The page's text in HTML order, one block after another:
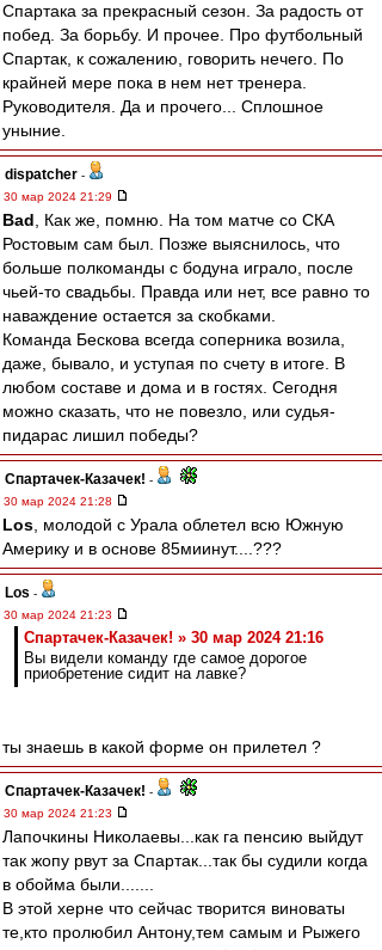
Спартака за прекрасный сезон. За радость от
побед. За борьбу. И прочее. Про футбольный
Спартак, к сожалению, говорить нечего. По
крайней мере пока в нем нет тренера.
Руководителя. Да и прочего... Сплошное
уныние.
dispatcher -
30 мар 2024 21:29
Bad , Как же, помню. На том матче со СКА
Ростовым сам был. Позже выяснилось, что
больше полкоманды с бодуна играло, после
чьей-то свадьбы. Правда или нет, все равно то
наваждение остается за скобками.
Команда Бескова всегда соперника возила,
даже, бывало, и уступая по счету в итоге. В
любом составе и дома и в гостях. Сегодня
можно сказать, что не повезло, или судья-
пидарас лишил победы?
Спартачек-Казачек! -
30 мар 2024 21:28
Los , молодой с Урала облетел всю Южную
Америку и в основе 85миинут....???
Los -
30 мар 2024 21:23
Спартачек-Казачек! » 30 мар 2024 21:16
Вы видели команду где самое дорогое
приобретение сидит на лавке?
ты знаешь в какой форме он прилетел ?
Спартачек-Казачек! -
30 мар 2024 21:23
Лапочкины Николаевы...как га пенсию выйдут
так жопу рвут за Спартак...так бы судили когда
в обойма были.......
В этой херне что сейчас творится виноваты
те,кто пролюбил Антону,тем самым и Рыжего